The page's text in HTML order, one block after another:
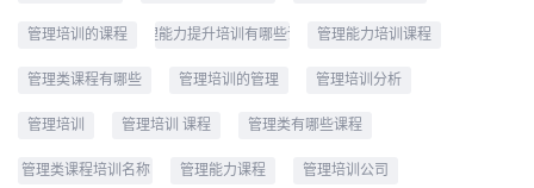
管理培训的课程 管理能力提升培训有哪些课程 管理能力培训课程
管理类课程有哪些 管理培训的管理 管理培训分析
管理培训 管理培训 课程 管理类有哪些课程
管理类课程培训名称 管理能力课程 管理培训公司